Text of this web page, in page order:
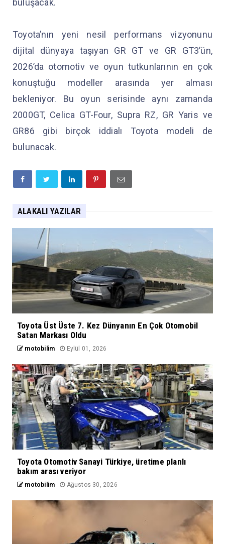
buluşacak.
Toyota’nın yeni nesil performans vizyonunu
dijital dünyaya taşıyan GR GT ve GR GT3’ün,
2026’da otomotiv ve oyun tutkunlarının en çok
konuştuğu modeller arasında yer alması
bekleniyor. Bu oyun serisinde aynı zamanda
2000GT, Celica GT-Four, Supra RZ, GR Yaris ve
GR86 gibi birçok iddialı Toyota modeli de
bulunacak.
ALAKALI YAZILAR
Toyota Üst Üste 7. Kez Dünyanın En Çok Otomobil
Satan Markası Oldu
motobilim Eylül 01, 2026
Toyota Otomotiv Sanayi Türkiye, üretime planlı
bakım arası veriyor
motobilim Ağustos 30, 2026